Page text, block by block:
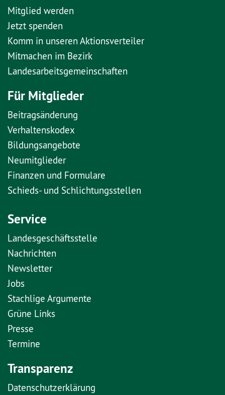
Mitglied werden
Jetzt spenden
Komm in unseren Aktionsverteiler
Mitmachen im Bezirk
Landesarbeitsgemeinschaften
Für Mitglieder
Beitragsänderung
Verhaltenskodex
Bildungsangebote
Neumitglieder
Finanzen und Formulare
Schieds- und Schlichtungsstellen
Service
Landesgeschäftsstelle
Nachrichten
Newsletter
Jobs
Stachlige Argumente
Grüne Links
Presse
Termine
Transparenz
Datenschutzerklärung